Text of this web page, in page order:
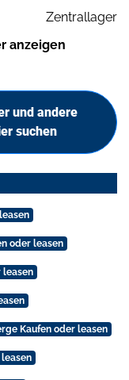
Zentrallager
anzeigen
und andere
suchen
oder leasen
leasen
Kaufen oder leasen